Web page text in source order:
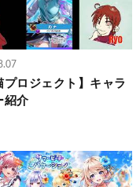
プロジェクト】キャラ
紹介